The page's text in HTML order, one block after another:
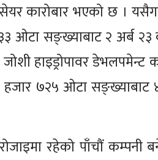
कारोबार भएको छ ।
ओटा सङ्ख्याबाट २ अर्ब
हाइड्रोपावर डेभलपमेन्ट
७२५ ओटा सङ्ख्याबाट
रहेको पाँचौं